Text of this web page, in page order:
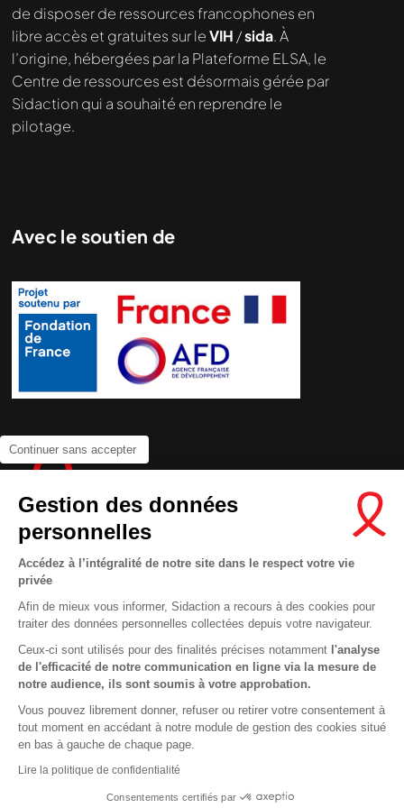
Continuer sans accepter
Gestion des données
personnelles
Accédez à l’intégralité de notre site dans le respect votre vie
privée
Afin de mieux vous informer, Sidaction a recours à des cookies pour
traiter des données personnelles collectées depuis votre navigateur.
Ceux-ci sont utilisés pour des finalités précises notamment l'analyse
de l'efficacité de notre communication en ligne via la mesure de
notre audience, ils sont soumis à votre approbation.
Vous pouvez librement donner, refuser ou retirer votre consentement à
tout moment en accédant à notre module de gestion des cookies situé
en bas à gauche de chaque page.
Lire la politique de confidentialité
Consentements certifiés par
de disposer de ressources francophones en
libre accès et gratuites sur leVIH /sida. À
l’origine, hébergées par la Plateforme ELSA, le
Centre de ressources est désormais gérée par
Sidaction qui a souhaité en reprendre le
pilotage.
Avec le soutien de
Contactez-nous
Newsletter
Nous suivre sur les réseaux :
CONDITIONS D’UTILISATION ET PROTECTION DES DONNÉES
This site uses cookies and gives you control over what you want to
En savoir plus